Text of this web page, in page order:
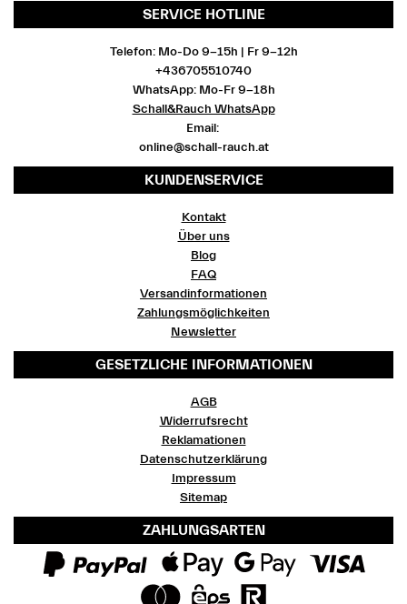
SERVICE HOTLINE
Telefon: Mo-Do 9-15h | Fr 9-12h
+436705510740
WhatsApp: Mo-Fr 9-18h
Schall&Rauch WhatsApp
Email:
online@schall-rauch.at
KUNDENSERVICE
Kontakt
Über uns
Blog
FAQ
Versandinformationen
Zahlungsmöglichkeiten
Newsletter
GESETZLICHE INFORMATIONEN
AGB
Widerrufsrecht
Reklamationen
Datenschutzerklärung
Impressum
Sitemap
ZAHLUNGSARTEN